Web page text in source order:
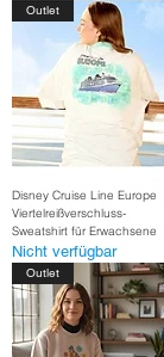
Outlet
Disney Cruise Line Europe
Viertelreißverschluss-
Sweatshirt für Erwachsene
Nicht verfügbar
Outlet